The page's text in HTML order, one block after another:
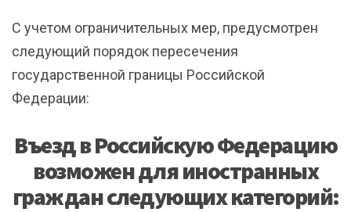
С учетом ограничительных мер, предусмотрен
следующий порядок пересечения
государственной границы Российской
Федерации:
Въезд в Российскую Федерацию
возможен для иностранных
граждан следующих категорий: